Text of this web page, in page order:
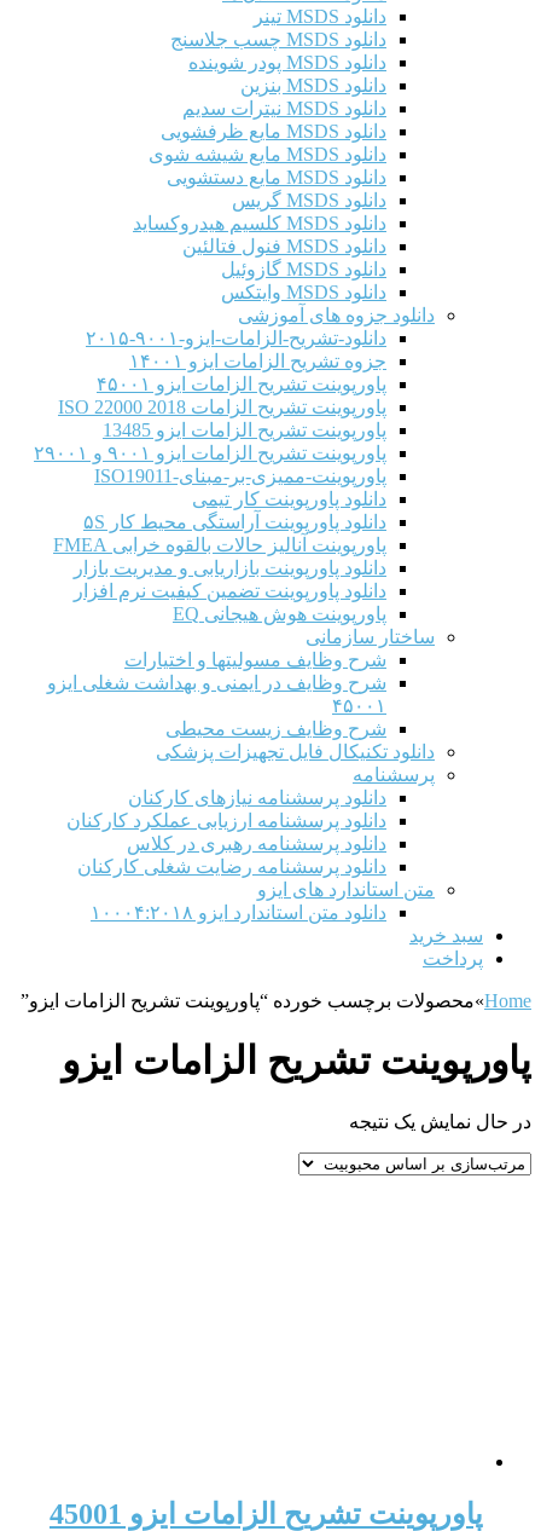
دانلود MSDS تینر
دانلود MSDS چسب جلاسنج
دانلود MSDS پودر شوینده
دانلود MSDS بنزین
دانلود MSDS نیترات سدیم
دانلود MSDS مایع ظرفشویی
دانلود MSDS مایع شیشه شوی
دانلود MSDS مایع دستشویی
دانلود MSDS گریس
دانلود MSDS کلسیم هیدروکساید
دانلود MSDS فنول فتالئین
دانلود MSDS گازوئیل
دانلود MSDS وایتکس
دانلود جزوه های آموزشی
دانلود-تشریح-الزامات-ایزو-۹۰۰۱-۲۰۱۵
جزوه تشریح الزامات ایزو ۱۴۰۰۱
پاورپوینت تشریح الزامات ایزو ۴۵۰۰۱
پاورپوینت تشریح الزامات ISO 22000 2018
پاورپوینت تشریح الزامات ایزو 13485
پاورپوینت تشریح الزامات ایزو ۹۰۰۱ و ۲۹۰۰۱
پاورپوینت-ممیزی-بر-مبنای-ISO19011
دانلود پاورپوینت کار تیمی
دانلود پاورپوینت آراستگی محیط کار ۵S
پاورپوینت آنالیز حالات بالقوه خرابی FMEA
دانلود پاورپوینت بازاریابی و مدیریت بازار
دانلود پاورپوینت تضمین کیفیت نرم افزار
پاورپوینت هوش هیجانی EQ
ساختار سازمانی
شرح وظايف مسوليتها و اختيارات
شرح وظایف در ایمنی و بهداشت شغلی ایزو
۴۵۰۰۱
شرح وظایف زیست محیطی
دانلود تکنیکال فایل تجهیزات پزشکی
پرسشنامه
دانلود پرسشنامه نیازهای کارکنان
دانلود پرسشنامه ارزیابی عملکرد کارکنان
دانلود پرسشنامه رهبری در کلاس
دانلود پرسشنامه رضایت شغلی کارکنان
متن استاندارد های ایزو
دانلود متن استاندارد ایزو ۱۰۰۰۴:۲۰۱۸
سبد خرید
پرداخت
Home
»محصولات برچسب خورده “پاورپوینت تشریح الزامات ایزو”
پاورپوینت تشریح الزامات ایزو
در حال نمایش یک نتیجه
پاورپوینت تشریح الزامات ایزو 45001